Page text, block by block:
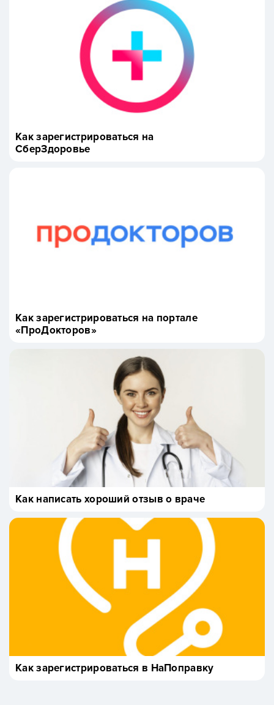
Как зарегистрироваться на
СберЗдоровье
Как зарегистрироваться на портале
«ПроДокторов»
Как написать хороший отзыв о враче
Как зарегистрироваться в НаПоправку